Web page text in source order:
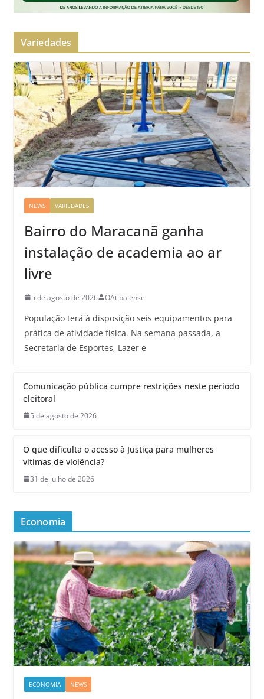
Variedades
NEWS VARIEDADES
Bairro do Maracanã ganha
instalação de academia ao ar
livre
5 de agosto de 2026 OAtibaiense
População terá à disposição seis equipamentos para
prática de atividade física. Na semana passada, a
Secretaria de Esportes, Lazer e
Comunicação pública cumpre restrições neste período
eleitoral
5 de agosto de 2026
O que dificulta o acesso à Justiça para mulheres
vítimas de violência?
31 de julho de 2026
Economia
ECONOMIA NEWS